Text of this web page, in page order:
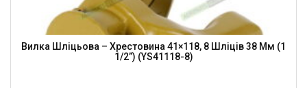
Вилка Шліцьова – Хрестовина 41×118, 8 Шліців 38 Мм (1
1/2”) (YS41118-8)